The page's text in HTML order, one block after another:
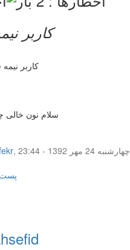
کاربر
سلام نون
,
چهار‌شنبه 24 مهر 1392 - 23:44
پست